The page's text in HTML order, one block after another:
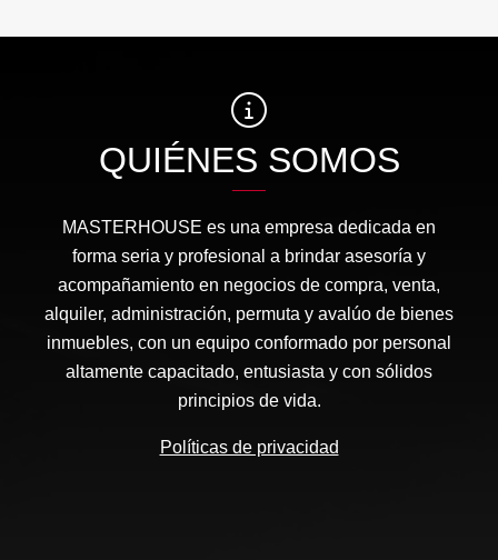
QUIÉNES SOMOS
MASTERHOUSE es una empresa dedicada en
forma seria y profesional a brindar asesoría y
acompañamiento en negocios de compra, venta,
alquiler, administración, permuta y avalúo de bienes
inmuebles, con un equipo conformado por personal
altamente capacitado, entusiasta y con sólidos
principios de vida.
Políticas de privacidad